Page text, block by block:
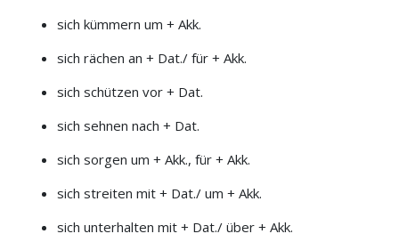
sich kümmern um + Akk.
sich rächen an + Dat./ für + Akk.
sich schützen vor + Dat.
sich sehnen nach + Dat.
sich sorgen um + Akk., für + Akk.
sich streiten mit + Dat./ um + Akk.
sich unterhalten mit + Dat./ über + Akk.